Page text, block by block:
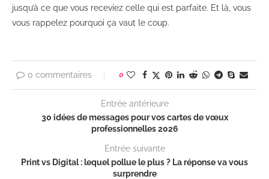
jusqu’à ce que vous receviez celle qui est parfaite. Et là, vous
vous rappelez pourquoi ça vaut le coup.
0 commentaires 0
Entrée antérieure
30 idées de messages pour vos cartes de vœux
professionnelles 2026
Entrée suivante
Print vs Digital : lequel pollue le plus ? La réponse va vous
surprendre